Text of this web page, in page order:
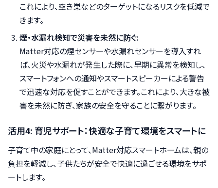
これにより、空き巣などのターゲットになるリスクを低減で
きます。
煙・水漏れ検知で災害を未然に防ぐ:
Matter対応の煙センサーや水漏れセンサーを導入すれ
ば、火災や水漏れが発生した際に、早期に異常を検知し、
スマートフォンへの通知やスマートスピーカーによる警告
で迅速な対応を促すことができます。これにより、大きな被
害を未然に防ぎ、家族の安全を守ることに繋がります。
活用4: 育児サポート：快適な子育て環境をスマートに
子育て中の家庭にとって、Matter対応スマートホームは、親の
負担を軽減し、子供たちが安全で快適に過ごせる環境をサポ
ートします。